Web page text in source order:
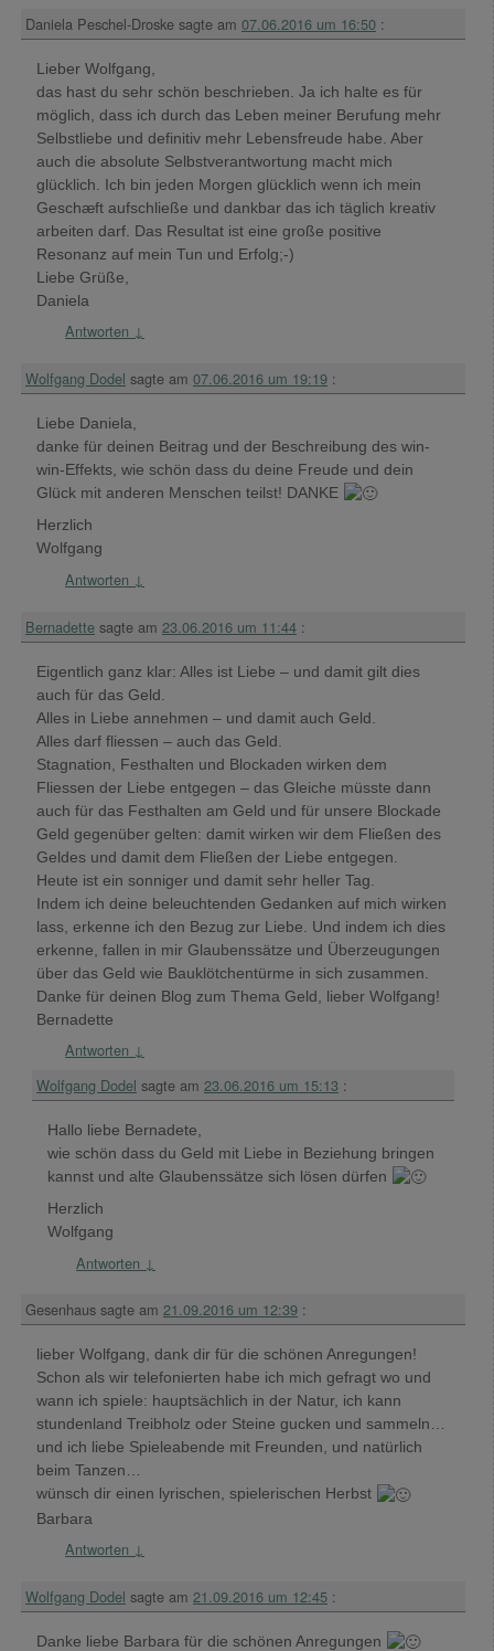
Daniela Peschel-Droske sagte am 07.06.2016 um 16:50 :
Lieber Wolfgang,
das hast du sehr schön beschrieben. Ja ich halte es für
möglich, dass ich durch das Leben meiner Berufung mehr
Selbstliebe und definitiv mehr Lebensfreude habe. Aber
auch die absolute Selbstverantwortung macht mich
glücklich. Ich bin jeden Morgen glücklich wenn ich mein
Geschæft aufschließe und dankbar das ich täglich kreativ
arbeiten darf. Das Resultat ist eine große positive
Resonanz auf mein Tun und Erfolg;-)
Liebe Grüße,
Daniela
Antworten ↓
Wolfgang Dodel sagte am 07.06.2016 um 19:19 :
Liebe Daniela,
danke für deinen Beitrag und der Beschreibung des win-
win-Effekts, wie schön dass du deine Freude und dein
Glück mit anderen Menschen teilst! DANKE
Herzlich
Wolfgang
Antworten ↓
Bernadette sagte am 23.06.2016 um 11:44 :
Eigentlich ganz klar: Alles ist Liebe – und damit gilt dies
auch für das Geld.
Alles in Liebe annehmen – und damit auch Geld.
Alles darf fliessen – auch das Geld.
Stagnation, Festhalten und Blockaden wirken dem
Fliessen der Liebe entgegen – das Gleiche müsste dann
auch für das Festhalten am Geld und für unsere Blockade
Geld gegenüber gelten: damit wirken wir dem Fließen des
Geldes und damit dem Fließen der Liebe entgegen.
Heute ist ein sonniger und damit sehr heller Tag.
Indem ich deine beleuchtenden Gedanken auf mich wirken
lass, erkenne ich den Bezug zur Liebe. Und indem ich dies
erkenne, fallen in mir Glaubenssätze und Überzeugungen
über das Geld wie Bauklötchentürme in sich zusammen.
Danke für deinen Blog zum Thema Geld, lieber Wolfgang!
Bernadette
Antworten ↓
Wolfgang Dodel sagte am 23.06.2016 um 15:13 :
Hallo liebe Bernadete,
wie schön dass du Geld mit Liebe in Beziehung bringen
kannst und alte Glaubenssätze sich lösen dürfen
Herzlich
Wolfgang
Antworten ↓
Gesenhaus sagte am 21.09.2016 um 12:39 :
lieber Wolfgang, dank dir für die schönen Anregungen!
Schon als wir telefonierten habe ich mich gefragt wo und
wann ich spiele: hauptsächlich in der Natur, ich kann
stundenland Treibholz oder Steine gucken und sammeln…
und ich liebe Spieleabende mit Freunden, und natürlich
beim Tanzen…
wünsch dir einen lyrischen, spielerischen Herbst
Barbara
Antworten ↓
Wolfgang Dodel sagte am 21.09.2016 um 12:45 :
Danke liebe Barbara für die schönen Anregungen